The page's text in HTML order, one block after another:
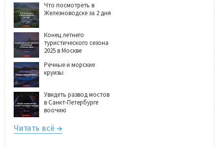
Что посмотреть в
Железноводске за 2 дня
Конец летнего
туристического сезона
2025 в Москве
Речные и морские
круизы
Увидеть развод мостов
в Санкт-Петербурге
воочию
Читать всё